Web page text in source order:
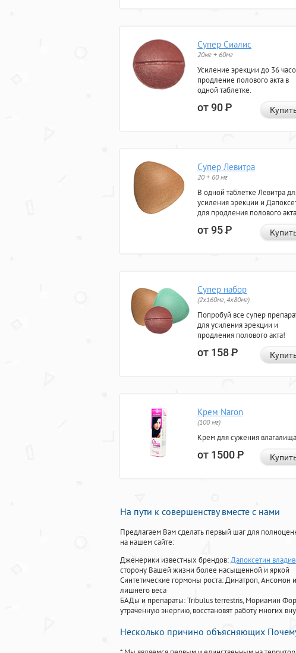
Супер Сиалис
20мг + 60мг
Усиление эрекции до 36
продление полового акта в
одной таблетке.
от 90Р
Супер Левитра
20 + 60 мг
В одной таблетке Левитра
усиления эрекции и
для продления полового
от 95Р
Супер набор
(2х160мг, 4х80мг)
Попробуй все супер
для усиления эрекции и
продления полового акта!
от 158Р
Крем Naron
(100 мг)
Крем для сужения влагалища
от 1500Р
На пути к совершенству вместе с нами
Предлагаем Вам сделать первый шаг для
на нашем сайте:
Дженерики известных брендов:Дапоксетин
сторону Вашей жизни более насыщенной и яркой
Синтетические гормоны роста: Динатроп, Ансомон
лишнего веса
БАДы и препараты:Tribulus terrestris, Мориамин
утраченную энергию, восстановят работу многих
Несколько причино объясняющих